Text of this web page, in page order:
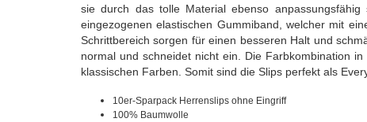
sie durch das tolle Material ebenso
eingezogenen elastischen Gummiband, welcher mit
Schrittbereich sorgen für einen besseren Halt und
normal und schneidet nicht ein. Die Farbkombination
klassischen Farben. Somit sind die Slips perfekt als
10er-Sparpack Herrenslips ohne Eingriff
100% Baumwolle